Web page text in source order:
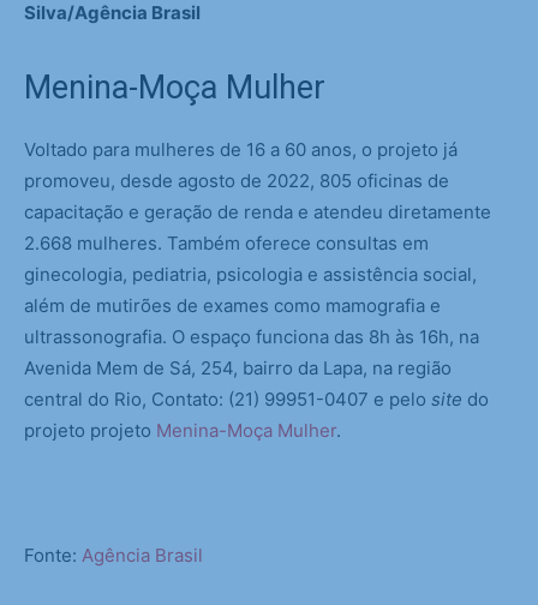
Silva/Agência Brasil
Menina-Moça Mulher
Voltado para mulheres de 16 a 60 anos, o projeto já
promoveu, desde agosto de 2022, 805 oficinas de
capacitação e geração de renda e atendeu diretamente
2.668 mulheres. Também oferece consultas em
ginecologia, pediatria, psicologia e assistência social,
além de mutirões de exames como mamografia e
ultrassonografia. O espaço funciona das 8h às 16h, na
Avenida Mem de Sá, 254, bairro da Lapa, na região
central do Rio, Contato: (21) 99951-0407 e pelo site do
projeto projeto Menina-Moça Mulher.
Fonte: Agência Brasil